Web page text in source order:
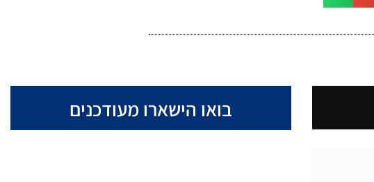
בואו הישארו מעודכנים